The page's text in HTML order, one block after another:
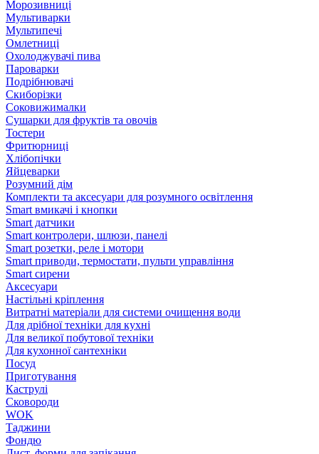
Морозивниці
Мультиварки
Мультипечі
Омлетниці
Охолоджувачі пива
Пароварки
Подрібнювачі
Скиборізки
Соковижималки
Сушарки для фруктів та овочів
Тостери
Фритюрниці
Хлібопічки
Яйцеварки
Розумний дім
Комплекти та аксесуари для розумного освітлення
Smart вмикачі і кнопки
Smart датчики
Smart контролери, шлюзи, панелі
Smart розетки, реле і мотори
Smart приводи, термостати, пульти управління
Smart сирени
Аксесуари
Настільні кріплення
Витратні матеріали для системи очищення води
Для дрібної техніки для кухні
Для великої побутової техніки
Для кухонної сантехніки
Посуд
Приготування
Каструлі
Сковороди
WOK
Таджини
Фондю